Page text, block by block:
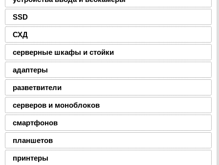
SSD
СХД
серверные шкафы и стойки
адаптеры
разветвители
серверов и моноблоков
смартфонов
планшетов
принтеры